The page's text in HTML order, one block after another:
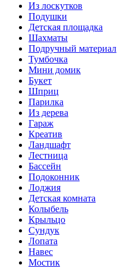
Из лоскутков
Подушки
Детская площадка
Шахматы
Подручный материал
Тумбочка
Мини домик
Букет
Шприц
Парилка
Из дерева
Гараж
Креатив
Ландшафт
Лестница
Бассейн
Подоконник
Лоджия
Детская комната
Колыбель
Крыльцо
Сундук
Лопата
Навес
Мостик